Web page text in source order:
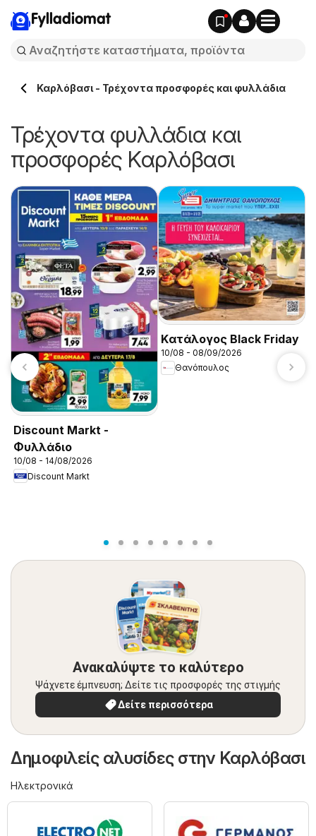
Fylladiomat
Καρλόβασι - Τρέχοντα προσφορές και φυλλάδια
Τρέχοντα φυλλάδια και
προσφορές Καρλόβασι
Discount Markt -
Φυλλάδιο
10/08 - 14/08/2026
Discount Markt
Kατάλογος Black Friday
10/08 - 08/09/2026
Θανόπουλος
Ανακαλύψτε το καλύτερο
Ψάχνετε έμπνευση; Δείτε τις προσφορές της στιγμής
Δείτε περισσότερα
Δημοφιλείς αλυσίδες στην Καρλόβασι
Hλεκτρονικά